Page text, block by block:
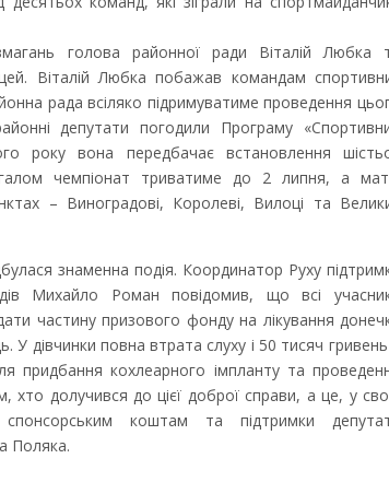
голова районної ради Віталій Любка
Віталій Любка побажав командам
рада всіляко підримуватиме проведення
депутати погодили Програму
року вона передбачає встановлення
чемпіонат триватиме до 2 липня, а
– Виноградові, Королеві, Вилоці та
знаменна подія. Координатор Руху
Михайло Роман повідомив, що всі
частину призового фонду на лікування
У дівчинки повна втрата слуху і 50 тисяч
придбання кохлеарного імпланту та
хто долучився до цієї доброї справи, а це, у
коштам та підтримки
Поляка.
Вітаємо